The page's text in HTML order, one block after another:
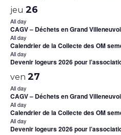
jeu 26
All day
CAGV – Déchets en Grand
All day
Calendrier de la Collecte des OM
All day
Devenir logeurs 2026 pour
ven 27
All day
CAGV – Déchets en Grand
All day
Calendrier de la Collecte des OM
All day
Devenir logeurs 2026 pour